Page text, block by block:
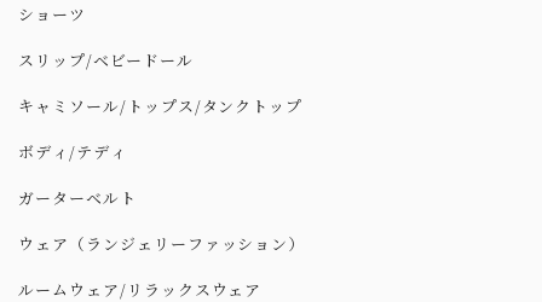
ショーツ
スリップ/ベビードール
キャミソール/トップス/タンクトップ
ボディ/テディ
ガーターベルト
ウェア（ランジェリーファッション）
ルームウェア/リラックスウェア